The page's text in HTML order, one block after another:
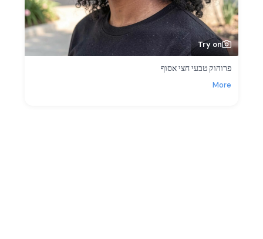
Try on
פרוהוק טבעי חצי אסוף
More